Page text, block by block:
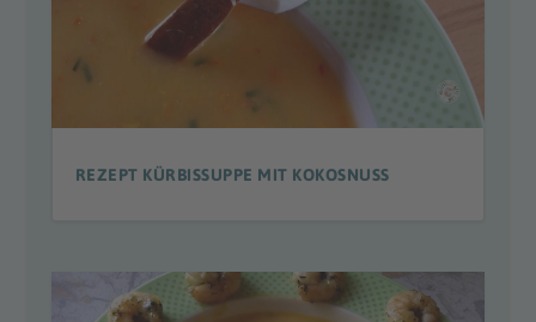
REZEPT KÜRBISSUPPE MIT KOKOSNUSS